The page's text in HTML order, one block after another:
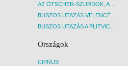
AZ ÖTSCHER-SZURDOK, AUSZTRIA GRAND CANYONJA - BUDAPEST, BUSZ
BUSZOS UTAZÁS VELENCÉBE - BUDAPEST, BUSZ
BUSZOS UTAZÁS A PLITVICEI-TAVAK NEMZETI PARKBA - BUDAPEST, BUSZ
Országok
CIPRUS